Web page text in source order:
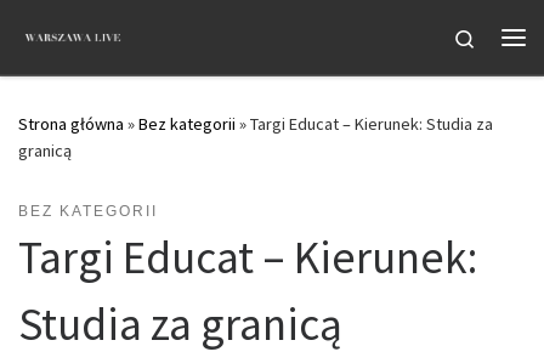
Przejdź do treści
Search
Strona główna »Bez kategorii »Targi Educat – Kierunek: Studia za
granicą
BEZ KATEGORII
Targi Educat – Kierunek:
Studia za granicą